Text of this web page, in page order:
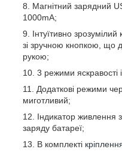
Магнітний зарядний
1000mA;
Інтуїтивно
зі зручною кнопкою, що
рукою;
3 режими яскравості
Додаткові режими
миготливий;
Індикатор живлення
заряду батареї;
В комплекті